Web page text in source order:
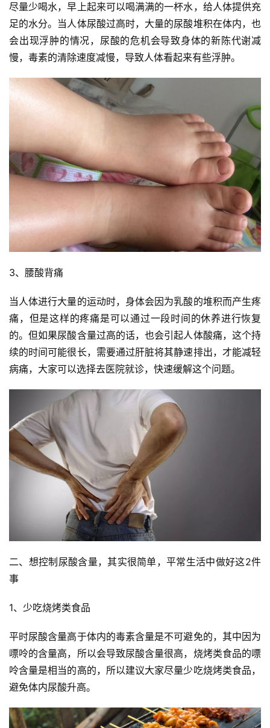
尽量少喝水，早上起来可以喝满满的一杯水，给人体提供充
足的水分。当人体尿酸过高时，大量的尿酸堆积在体内，也
会出现浮肿的情况，尿酸的危机会导致身体的新陈代谢减
慢，毒素的清除速度减慢，导致人体看起来有些浮肿。
3、腰酸背痛
当人体进行大量的运动时，身体会因为乳酸的堆积而产生疼
痛，但是这样的疼痛是可以通过一段时间的休养进行恢复
的。但如果尿酸含量过高的话，也会引起人体酸痛，这个持
续的时间可能很长，需要通过肝脏将其静速排出，才能减轻
病痛，大家可以选择去医院就诊，快速缓解这个问题。
二、想控制尿酸含量，其实很简单，平常生活中做好这2件
事
1、少吃烧烤类食品
平时尿酸含量高于体内的毒素含量是不可避免的，其中因为
嘌呤的含量高，所以会导致尿酸含量很高，烧烤类食品的嘌
呤含量是相当的高的，所以建议大家尽量少吃烧烤类食品，
避免体内尿酸升高。